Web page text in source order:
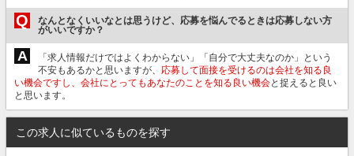
Q
なんとなくいいなとは思うけど、応募を悩んでるときは応募しない方
がいいですか？
A
「求人情報だけではよくわからない」「自分で大丈夫なのか」という
不安もあるかと思いますが、 応募して面接を受けるのは会社を知る良
い機会ですし、会社にとってもあなたのことを知る良い機会と捉えると良い
と思います。
この求人に似ているものを探す